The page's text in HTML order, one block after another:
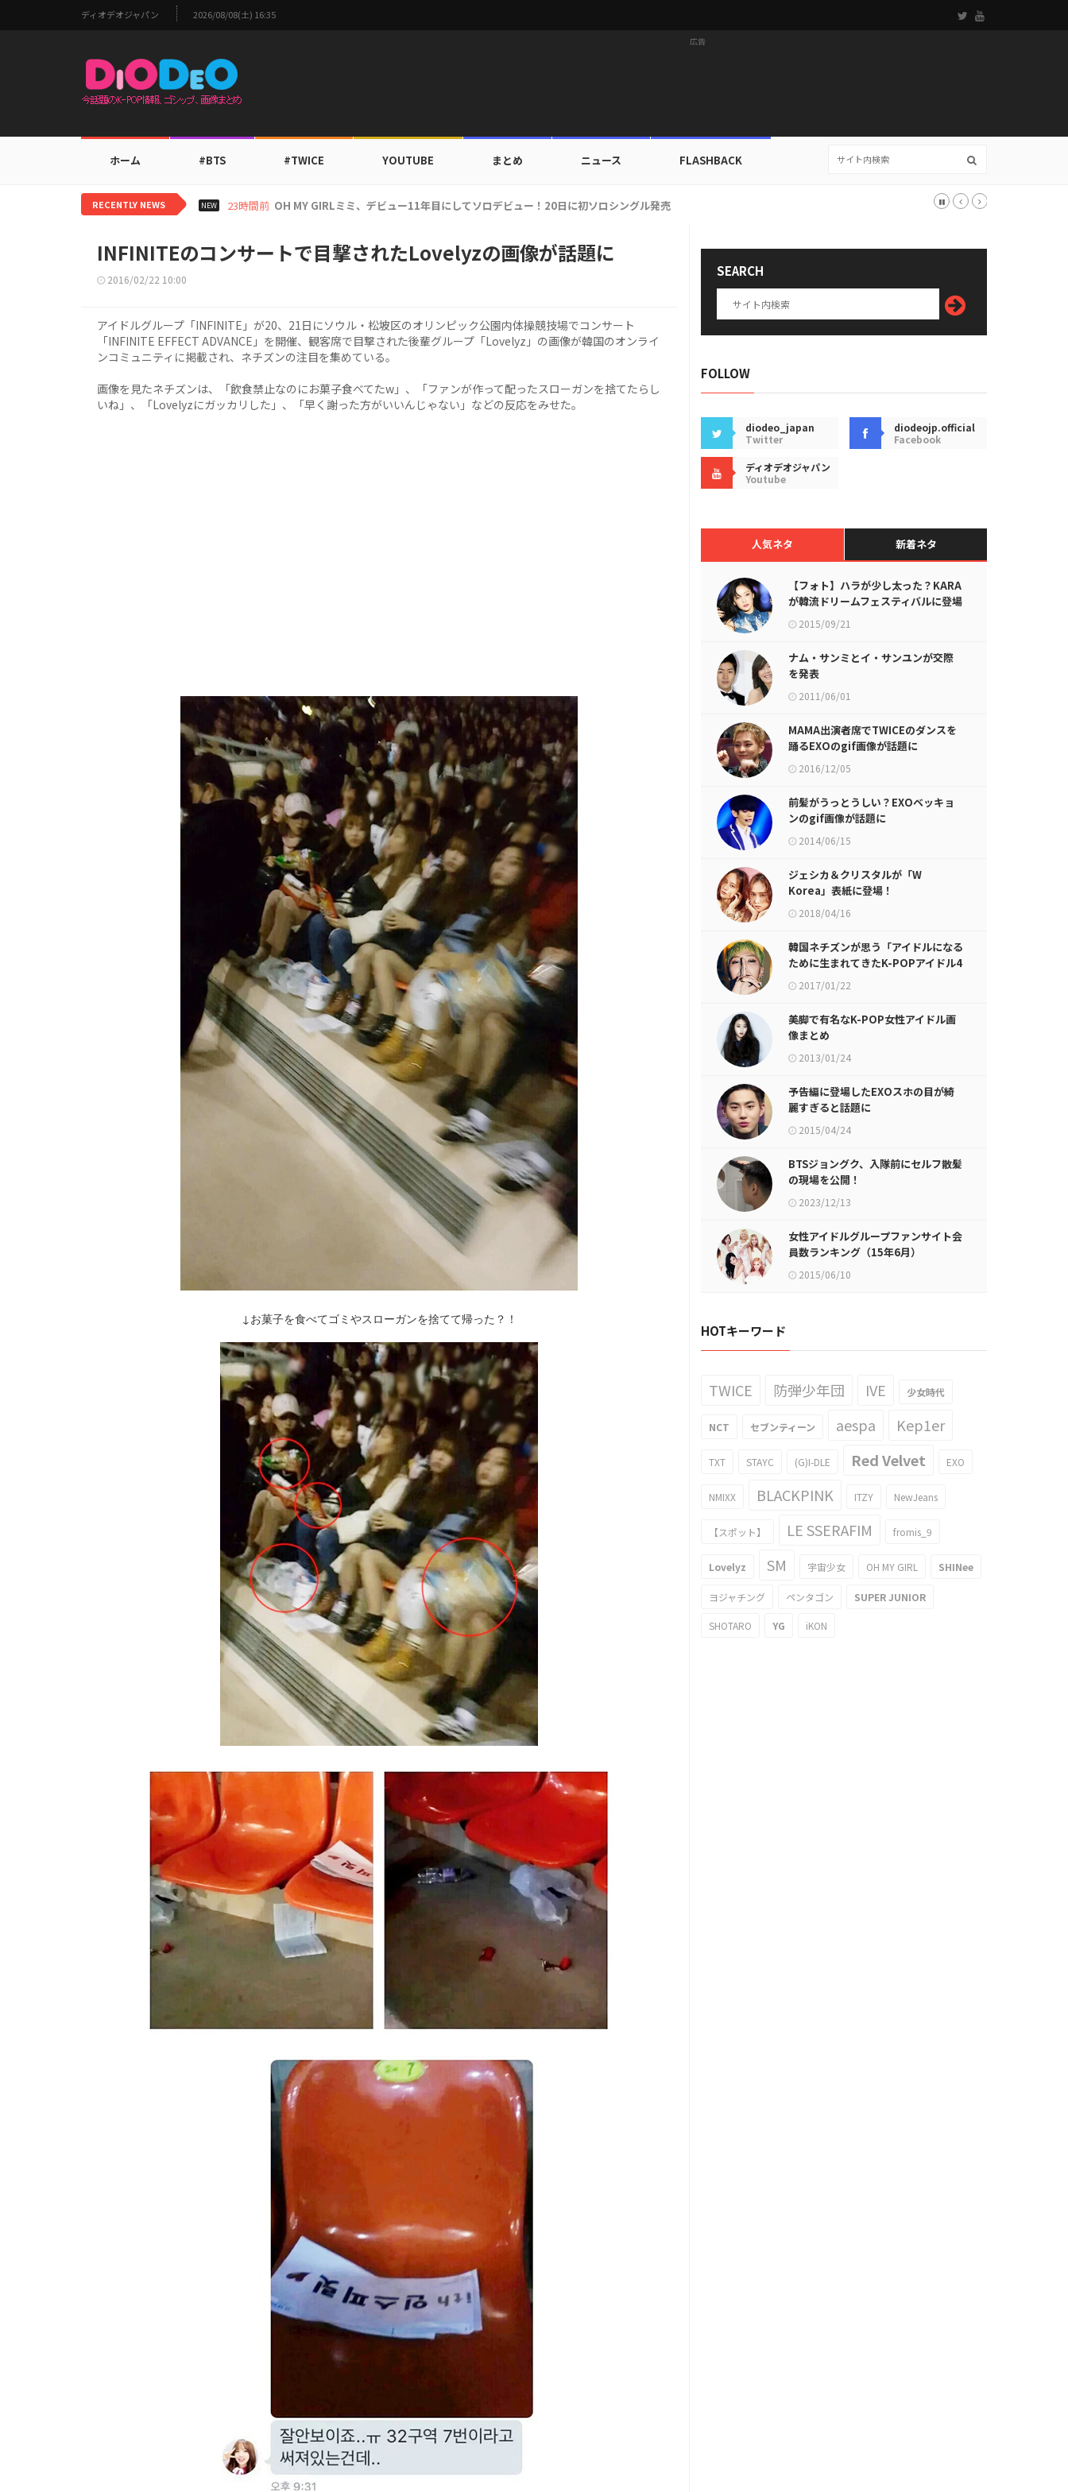
ディオデオジャパン 2026/08/08(土) 16:35
広告
ホーム #BTS #TWICE YOUTUBE まとめ ニュース FLASHBACK
RECENTLY NEWS NEW 1日前 BTS V、ワールドカップ出入証を公開…証明写真でも完璧なビジュアル！
INFINITEのコンサートで目撃されたLovelyzの画像が話題に
2016/02/22 10:00
アイドルグループ「INFINITE」が20、21日にソウル・松坡区のオリンピック公園内体操競技場でコンサート
「INFINITE EFFECT ADVANCE」を開催、観客席で目撃された後輩グループ「Lovelyz」の画像が韓国のオンライ
ンコミュニティに掲載され、ネチズンの注目を集めている。
画像を見たネチズンは、「飲食禁止なのにお菓子食べてたw」、「ファンが作って配ったスローガンを捨てたらし
いね」、「Lovelyzにガッカリした」、「早く謝った方がいいんじゃない」などの反応をみせた。
↓お菓子を食べてゴミやスローガンを捨てて帰った？！
SEARCH
FOLLOW
diodeo_japan
Twitter
diodeojp.official
Facebook
ディオデオジャパン
Youtube
人気ネタ 新着ネタ
【フォト】ハラが少し太った？KARA
が韓流ドリームフェスティバルに登場
2015/09/21
ナム・サンミとイ・サンユンが交際
を発表
2011/06/01
MAMA出演者席でTWICEのダンスを
踊るEXOのgif画像が話題に
2016/12/05
前髪がうっとうしい？EXOベッキョ
ンのgif画像が話題に
2014/06/15
ジェシカ＆クリスタルが「W
Korea」表紙に登場！
2018/04/16
韓国ネチズンが思う「アイドルになる
ために生まれてきたK-POPアイドル4
人」が話題に
2017/01/22
美脚で有名なK-POP女性アイドル画
像まとめ
2013/01/24
予告編に登場したEXOスホの目が綺
麗すぎると話題に
2015/04/24
BTSジョングク、入隊前にセルフ散髪
の現場を公開！
2023/12/13
女性アイドルグループファンサイト会
員数ランキング（15年6月）
2015/06/10
HOTキーワード
TWICE 防弾少年団 IVE 少女時代
NCT セブンティーン aespa Kep1er
TXT STAYC (G)I-DLE Red Velvet EXO
NMIXX BLACKPINK ITZY NewJeans
【スポット】 LE SSERAFIM fromis_9
Lovelyz SM 宇宙少女 OH MY GIRL SHINee
ヨジャチング ペンタゴン SUPER JUNIOR
SHOTARO YG iKON